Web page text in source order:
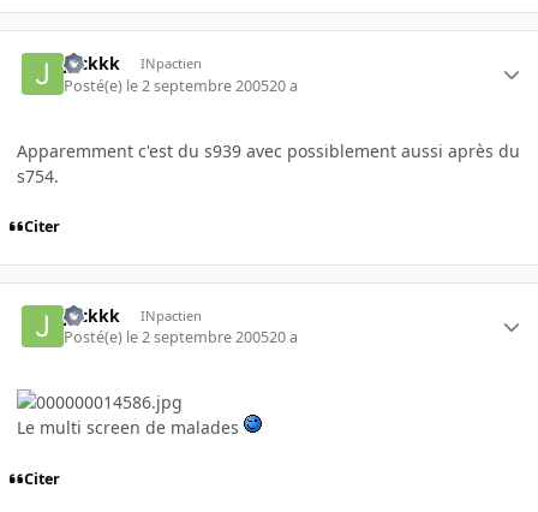
Jackkk INpactien
Posté(e) le 2 septembre 200520 a
Apparemment c'est du s939 avec possiblement aussi après du
s754.
Citer
Jackkk INpactien
Posté(e) le 2 septembre 200520 a
Le multi screen de malades
Citer